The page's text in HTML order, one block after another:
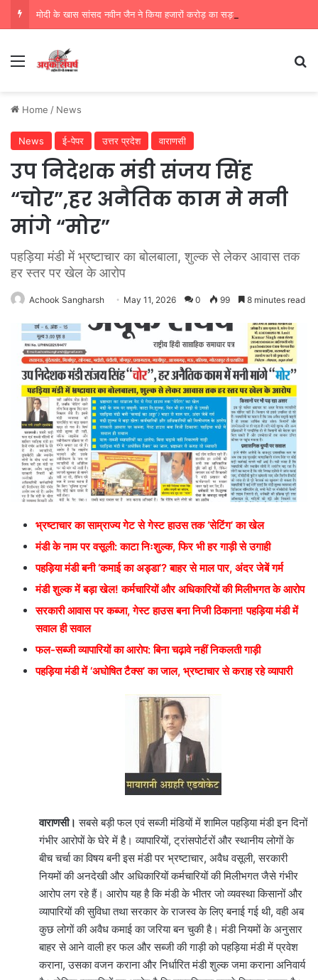
Menu
Home / News
News ई-पेपर उत्तर प्रदेश वाराणसी
उप निदेशक मंडी संजय सिंह
“चोर”,हर अनैतिक काम मे मनी
मांगे “मोर”
पहड़िया मंडी में भ्रष्टाचार का बोलबाला, शुल्क से लेकर आवास तक
हर स्तर पर खेल के आरोप
Achook Sangharsh May 11, 2026 0 99 8 minutes read
भ्रष्टाचार का साम्राज्य गेट से गेस्ट हाउस तक ‘सेटिंग’ का खेल
मंडी के नाम पर वसूली: काटा निःशुल्क, फिर भी हर गाड़ी से उगाही
पहड़िया मंडी बनी ‘कमाई का अड्डा’? बाहर से माल पार, अंदर जेबें गर्म
मंडी शुल्क में बड़ा खेल! कर्मचारियों और अधिकारियों की मिलीभगत के आरोप
सरकारी आवास पर कब्जा, गेस्ट हाउस बना निजी ठिकाना! पहड़िया मंडी में
सवाल ही सवाल
फल-सब्जी व्यापारियों का आरोप: बिना चढ़ावे नहीं निकलती गाड़ी
पहड़िया मंडी में ‘अघोषित टैक्स’ का जाल, भ्रष्टाचार से कराह रहे व्यापारी
वाराणसी। सबसे बड़ी फल एवं सब्जी मंडियों में शामिल पहड़िया मंडी इन दिनों
गंभीर आरोपों के घेरे में है। व्यापारियों, ट्रांसपोर्टरों और स्थानीय लोगों के
बीच चर्चा का विषय बनी इस मंडी पर भ्रष्टाचार, अवैध वसूली, सरकारी
नियमों की अनदेखी और अधिकारियों कर्मचारियों की मिलीभगत जैसे गंभीर
आरोप लग रहे हैं। आरोप यह है कि मंडी के भीतर जो व्यवस्था किसानों और
व्यापारियों की सुविधा तथा सरकार के राजस्व के लिए बनाई गई थी, वही अब
कुछ लोगों की अवैध कमाई का जरिया बन चुकी है। मंडी नियमों के अनुसार
बाहर से आने वाली हर फल और सब्जी की गाड़ी को पहड़िया मंडी में प्रवेश
कराना, उसका वजन कराना और निर्धारित मंडी शुल्क जमा कराना अनिवार्य